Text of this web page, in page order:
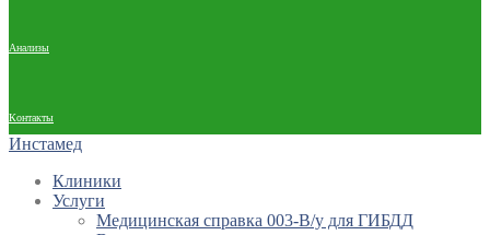
Анализы
Контакты
Инстамед
Клиники
Услуги
Медицинская справка 003-В/у для ГИБДД